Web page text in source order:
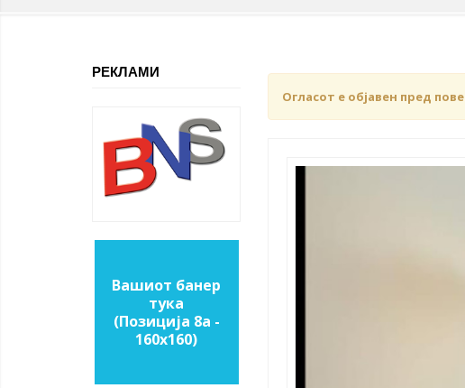
РЕКЛАМИ
Вашиот банер
тука
(Позиција 8a -
160х160)
Огласот е објавен пред